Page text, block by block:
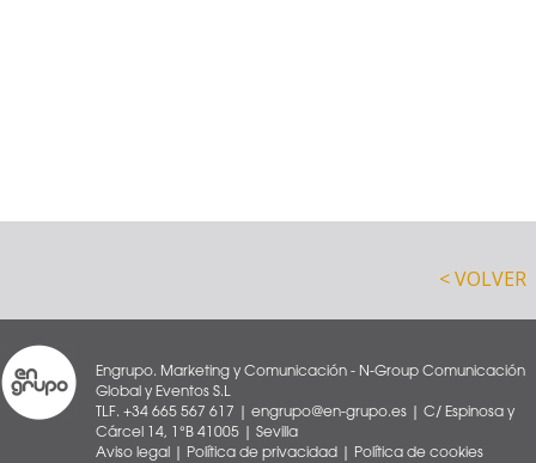
< VOLVER
Engrupo. Marketing y Comunicación - N-Group Comunicación
Global y Eventos S.L
TLF. +34 665 567 617 | engrupo@en-grupo.es | C/ Espinosa y
Cárcel 14, 1°B 41005 | Sevilla
Aviso legal
Política de privacidad Política de cookies